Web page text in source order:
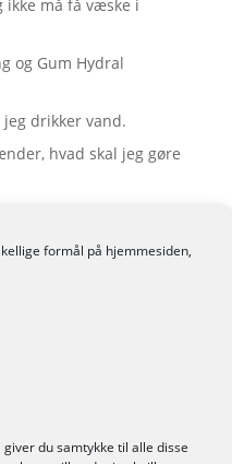
formål på hjemmesiden,
du samtykke til alle disse
ikke må få væske i
og Gum Hydral
drikker vand.
hvad skal jeg gøre
indsats (2)